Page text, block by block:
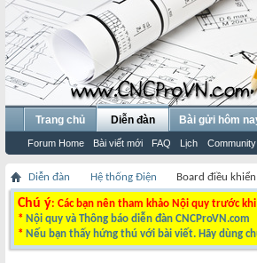
Trang chủ Diễn đàn
Forum Home Bài viết mới FAQ Lịch Community
Bài gửi hôm
Diễn đàn Hệ thống Điện Board điều
Chú ý: Các bạn nên tham khảo Nội quy trước
* Nội quy và Thông báo diễn đàn CNCProVN.com
* Nếu bạn thấy hứng thú với bài viết. Hãy dùng